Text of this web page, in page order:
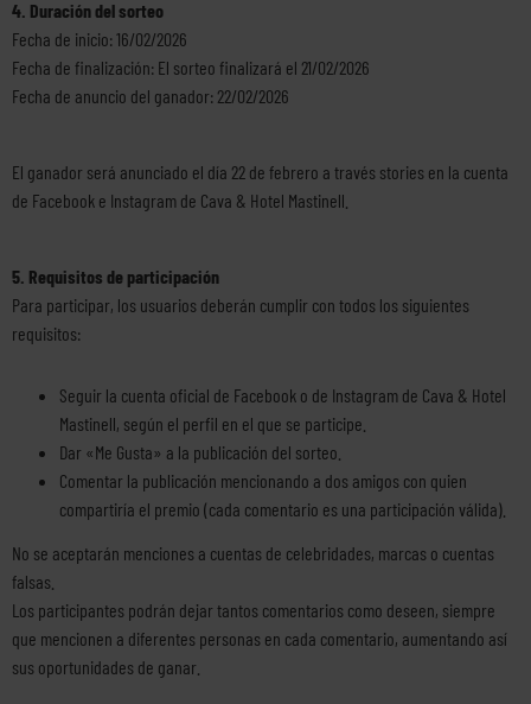
4. Duración del sorteo
Fecha de inicio: 16/02/2026
Fecha de finalización: El sorteo finalizará el 21/02/2026
Fecha de anuncio del ganador: 22/02/2026
El ganador será anunciado el día 22 de febrero a través stories en la cuenta
de Facebook e Instagram de Cava & Hotel Mastinell.
5. Requisitos de participación
Para participar, los usuarios deberán cumplir con todos los siguientes
requisitos:
Seguir la cuenta oficial de Facebook o de Instagram de Cava & Hotel
Mastinell, según el perfil en el que se participe.
Dar «Me Gusta» a la publicación del sorteo.
Comentar la publicación mencionando a dos amigos con quien
compartiría el premio (cada comentario es una participación válida).
No se aceptarán menciones a cuentas de celebridades, marcas o cuentas
falsas.
Los participantes podrán dejar tantos comentarios como deseen, siempre
que mencionen a diferentes personas en cada comentario, aumentando así
sus oportunidades de ganar.